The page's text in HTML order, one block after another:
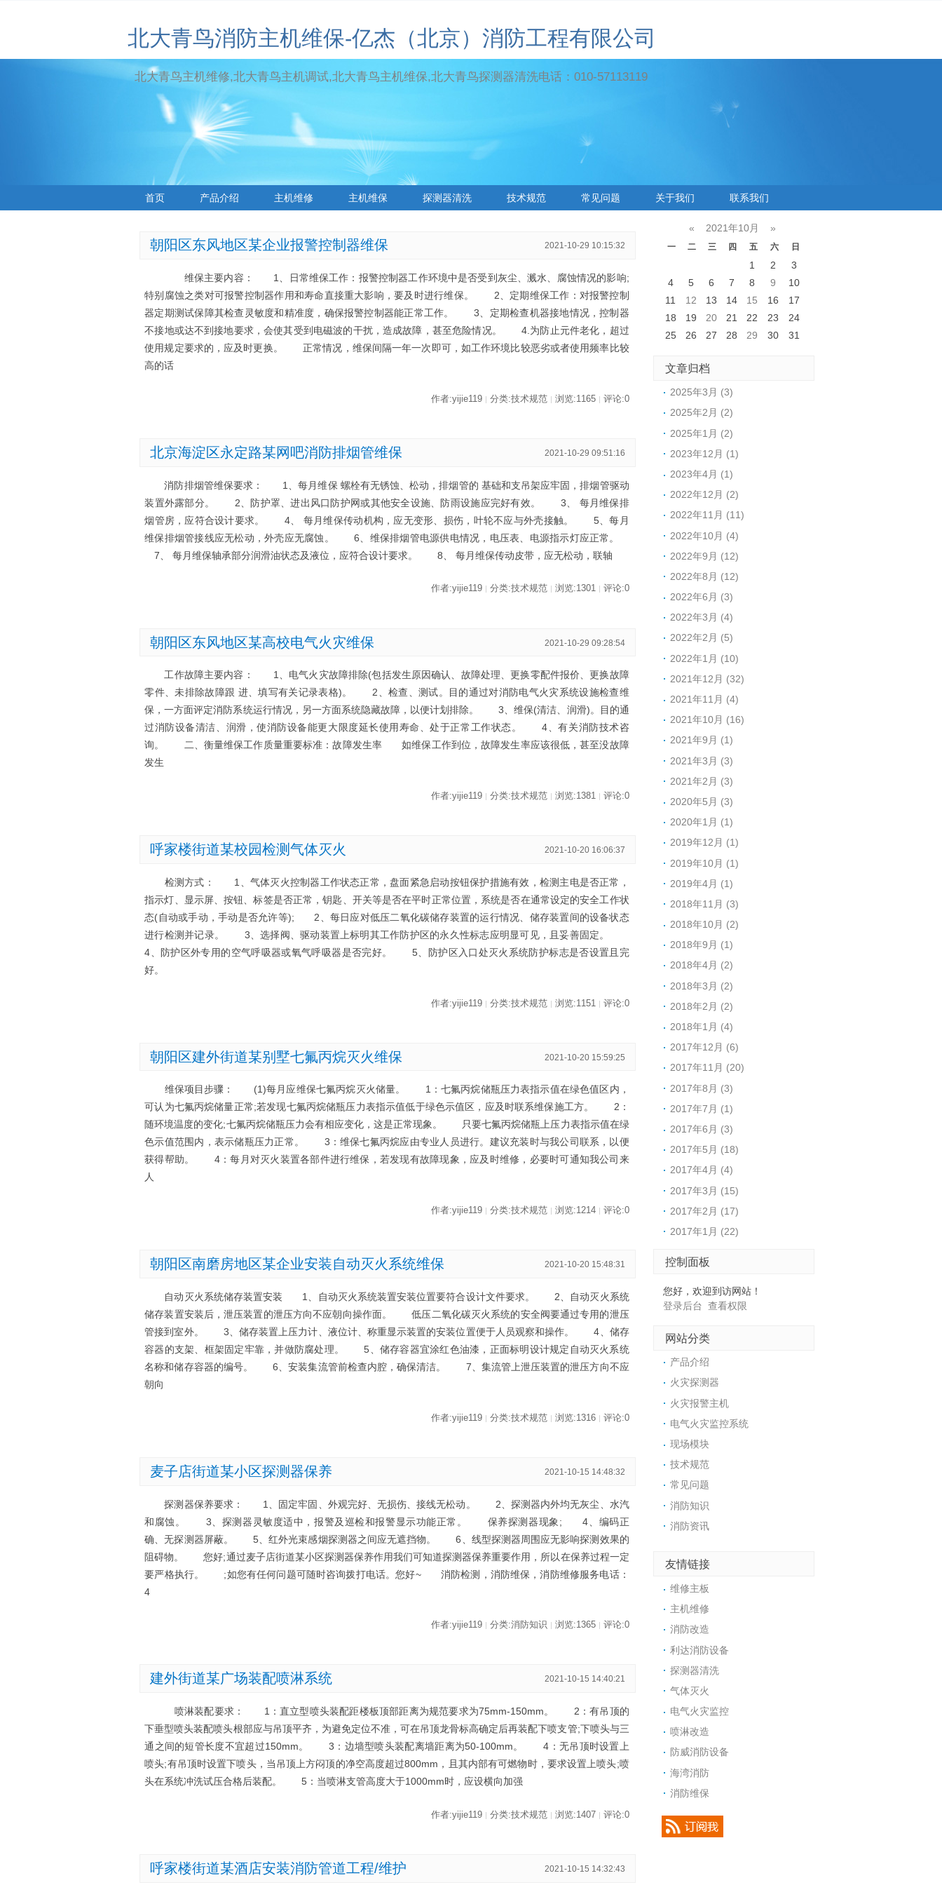
北大青鸟消防主机维保-亿杰（北京）消防工程有限公司
北大青鸟主机维修,北大青鸟主机调试,北大青鸟主机维保,北大青鸟探测器清洗电话：010-57113119
首页 产品介绍 主机维修 主机维保 探测器清洗 技术规范 常见问题 关于我们 联系我们
朝阳区东风地区某企业报警控制器维保 2021-10-29 10:15:32
维保主要内容： 1、日常维保工作：报警控制器工作环境中是否受到灰尘、溅水、腐蚀情况的影响;
特别腐蚀之类对可报警控制器作用和寿命直接重大影响，要及时进行维保。 2、定期维保工作：对报警控制
器定期测试保障其检查灵敏度和精准度，确保报警控制器能正常工作。 3、定期检查机器接地情况，控制器
不接地或达不到接地要求，会使其受到电磁波的干扰，造成故障，甚至危险情况。 4.为防止元件老化，超过
使用规定要求的，应及时更换。 正常情况，维保间隔一年一次即可，如工作环境比较恶劣或者使用频率比较
高的话
作者:yijie119 | 分类:技术规范 | 浏览:1165 | 评论:0
北京海淀区永定路某网吧消防排烟管维保 2021-10-29 09:51:16
消防排烟管维保要求： 1、每月维保 螺栓有无锈蚀、松动，排烟管的 基础和支吊架应牢固，排烟管驱动
装置外露部分。 2、防护罩、进出风口防护网或其他安全设施、防雨设施应完好有效。 3、 每月维保排
烟管房，应符合设计要求。 4、 每月维保传动机构，应无变形、损伤，叶轮不应与外壳接触。 5、每月
维保排烟管接线应无松动，外壳应无腐蚀。 6、维保排烟管电源供电情况，电压表、电源指示灯应正常。
7、 每月维保轴承部分润滑油状态及液位，应符合设计要求。 8、 每月维保传动皮带，应无松动，联轴
作者:yijie119 分类:技术规范 浏览:1301 评论:0
朝阳区东风地区某高校电气火灾维保 2021-10-29 09:28:54
工作故障主要内容： 1、电气火灾故障排除(包括发生原因确认、故障处理、更换零配件报价、更换故障
零件、未排除故障跟 进、填写有关记录表格)。 2、检查、测试。目的通过对消防电气火灾系统设施检查维
保，一方面评定消防系统运行情况，另一方面系统隐藏故障，以便计划排除。 3、维保(清洁、润滑)。目的通
过消防设备清洁、润滑，使消防设备能更大限度延长使用寿命、处于正常工作状态。 4、有关消防技术咨
询。 二、衡量维保工作质量重要标准：故障发生率 如维保工作到位，故障发生率应该很低，甚至没故障
发生
作者:yijie119 | 分类:技术规范 | 浏览:1381 | 评论:0
呼家楼街道某校园检测气体灭火 2021-10-20 16:06:37
检测方式： 1、气体灭火控制器工作状态正常，盘面紧急启动按钮保护措施有效，检测主电是否正常，
指示灯、显示屏、按钮、标签是否正常，钥匙、开关等是否在平时正常位置，系统是否在通常设定的安全工作状
态(自动或手动，手动是否允许等); 2、每日应对低压二氧化碳储存装置的运行情况、储存装置间的设备状态
进行检测并记录。 3、选择阀、驱动装置上标明其工作防护区的永久性标志应明显可见，且妥善固定。
4、防护区外专用的空气呼吸器或氧气呼吸器是否完好。 5、防护区入口处灭火系统防护标志是否设置且完
好。
作者:yijie119 | 分类:技术规范 | 浏览:1151 | 评论:0
朝阳区建外街道某别墅七氟丙烷灭火维保 2021-10-20 15:59:25
维保项目步骤： (1)每月应维保七氟丙烷灭火储量。 1：七氟丙烷储瓶压力表指示值在绿色值区内，
可认为七氟丙烷储量正常;若发现七氟丙烷储瓶压力表指示值低于绿色示值区，应及时联系维保施工方。 2：
随环境温度的变化;七氟丙烷储瓶压力会有相应变化，这是正常现象。 只要七氟丙烷储瓶上压力表指示值在绿
色示值范围内，表示储瓶压力正常。 3：维保七氟丙烷应由专业人员进行。建议充装时与我公司联系，以便
获得帮助。 4：每月对灭火装置各部件进行维保，若发现有故障现象，应及时维修，必要时可通知我公司来
人
作者:yijie119 | 分类:技术规范 | 浏览:1214 | 评论:0
朝阳区南磨房地区某企业安装自动灭火系统维保 2021-10-20 15:48:31
自动灭火系统储存装置安装 1、自动灭火系统装置安装位置要符合设计文件要求。 2、自动灭火系统
储存装置安装后，泄压装置的泄压方向不应朝向操作面。 低压二氧化碳灭火系统的安全阀要通过专用的泄压
管接到室外。 3、储存装置上压力计、液位计、称重显示装置的安装位置便于人员观察和操作。 4、储存
容器的支架、框架固定牢靠，并做防腐处理。 5、储存容器宜涂红色油漆，正面标明设计规定自动灭火系统
名称和储存容器的编号。 6、安装集流管前检查内腔，确保清洁。 7、集流管上泄压装置的泄压方向不应
朝向
作者:yijie119 | 分类:技术规范 | 浏览:1316 | 评论:0
麦子店街道某小区探测器保养 2021-10-15 14:48:32
探测器保养要求： 1、固定牢固、外观完好、无损伤、接线无松动。 2、探测器内外均无灰尘、水汽
和腐蚀。 3、探测器灵敏度适中，报警及巡检和报警显示功能正常。 保养探测器现象; 4、编码正
确、无探测器屏蔽。 5、红外光束感烟探测器之间应无遮挡物。 6、线型探测器周围应无影响探测效果的
阻碍物。 您好;通过麦子店街道某小区探测器保养作用我们可知道探测器保养重要作用，所以在保养过程一定
要严格执行。 ;如您有任何问题可随时咨询拨打电话。您好~ 消防检测，消防维保，消防维修服务电话：
4
作者:yijie119 | 分类:消防知识 | 浏览:1365 | 评论:0
建外街道某广场装配喷淋系统 2021-10-15 14:40:21
喷淋装配要求： 1：直立型喷头装配距楼板顶部距离为规范要求为75mm-150mm。 2：有吊顶的
下垂型喷头装配喷头根部应与吊顶平齐，为避免定位不准，可在吊顶龙骨标高确定后再装配下喷支管;下喷头与三
通之间的短管长度不宜超过150mm。 3：边墙型喷头装配离墙距离为50-100mm。 4：无吊顶时设置上
喷头;有吊顶时设置下喷头，当吊顶上方闷顶的净空高度超过800mm，且其内部有可燃物时，要求设置上喷头;喷
头在系统冲洗试压合格后装配。 5：当喷淋支管高度大于1000mm时，应设横向加强
作者:yijie119 | 分类:技术规范 | 浏览:1407 | 评论:0
呼家楼街道某酒店安装消防管道工程/维护 2021-10-15 14:32:43
« 2021年10月 »
一 二 三 四 五 六 日
1 2
3
4
5 6 7 8 9
10
11
12 13 14 15 16
17
18
19 20 21 22 23
24
25
26 27 28 29 30 31
文章归档
2025年3月 (3)
2025年2月 (2)
2025年1月 (2)
2023年12月 (1)
2023年4月 (1)
2022年12月 (2)
2022年11月 (11)
2022年10月 (4)
2022年9月 (12)
2022年8月 (12)
2022年6月 (3)
2022年3月 (4)
2022年2月 (5)
2022年1月 (10)
2021年12月 (32)
2021年11月 (4)
2021年10月 (16)
2021年9月 (1)
2021年3月 (3)
2021年2月 (3)
2020年5月 (3)
2020年1月 (1)
2019年12月 (1)
2019年10月 (1)
2019年4月 (1)
2018年11月 (3)
2018年10月 (2)
2018年9月 (1)
2018年4月 (2)
2018年3月 (2)
2018年2月 (2)
2018年1月 (4)
2017年12月 (6)
2017年11月 (20)
2017年8月 (3)
2017年7月 (1)
2017年6月 (3)
2017年5月 (18)
2017年4月 (4)
2017年3月 (15)
2017年2月 (17)
2017年1月 (22)
控制面板
您好，欢迎到访网站！
登录后台 查看权限
网站分类
产品介绍
火灾探测器
火灾报警主机
电气火灾监控系统
现场模块
技术规范
常见问题
消防知识
消防资讯
友情链接
维修主板
主机维修
消防改造
利达消防设备
探测器清洗
气体灭火
电气火灾监控
喷淋改造
防威消防设备
海湾消防
消防维保